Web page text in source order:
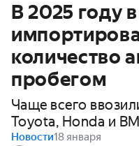
В 2025 году
количество
пробегом
Чаще всего
Toyota, Honda и
Новости18 января